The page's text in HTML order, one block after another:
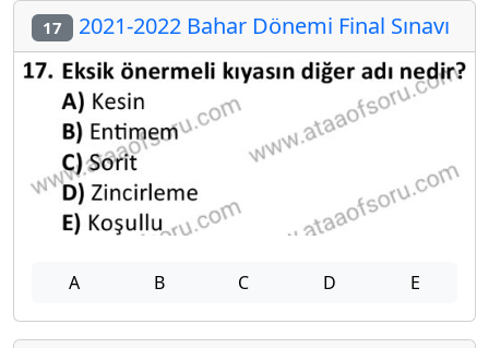
17 2021-2022 Bahar Dönemi Final Sınavı
A B C D E